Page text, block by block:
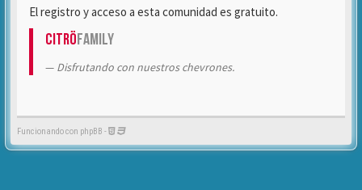
El registro y acceso a esta comunidad es gratuito.
CitröFamily
Disfrutando con nuestros chevrones.
Funcionando con phpBB -